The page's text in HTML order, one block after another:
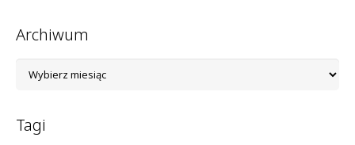
Archiwum
Tagi